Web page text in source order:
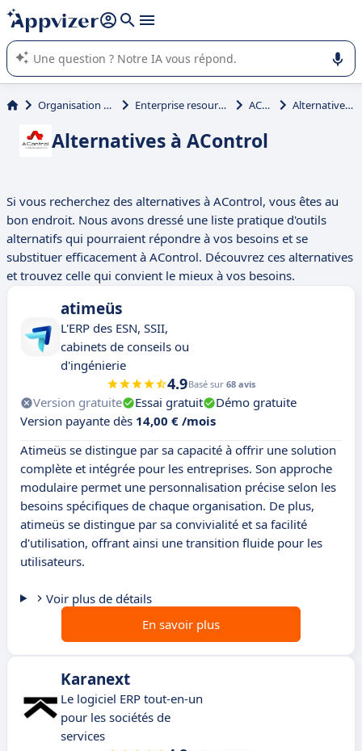
répondre (plusieurs lignes avec
L'IA de Appvizer vous guide dans l'utilisation ou la sélection de
logiciel SaaS en entreprise.
Organisation et planification Enterprise resource planning (ERP) AControl Alternatives à AControl
Alternatives à AControl
Si vous recherchez des alternatives à AControl, vous êtes au
bon endroit. Nous avons dressé une liste pratique d'outils
alternatifs qui pourraient répondre à vos besoins et se
substituer efficacement à AControl. Découvrez ces alternatives
et trouvez celle qui convient le mieux à vos besoins.
atimeüs
L'ERP des ESN, SSII,
cabinets de conseils ou
d'ingénierie
4.9Basé sur 68 avis
Version gratuite Essai gratuit
Démo gratuite
Version payante dès 14,00 € /mois
Atimeüs se distingue par sa capacité à offrir une solution
complète et intégrée pour les entreprises. Son approche
modulaire permet une personnalisation précise selon les
besoins spécifiques de chaque organisation. De plus,
atimeüs se distingue par sa convivialité et sa facilité
d'utilisation, offrant ainsi une transition fluide pour les
utilisateurs.
Voir plus de détails
En savoir plus
Karanext
Le logiciel ERP tout-en-un
pour les sociétés de
services